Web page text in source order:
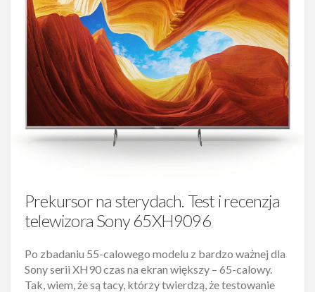
Prekursor na sterydach. Test i recenzja
telewizora Sony 65XH9096
Po zbadaniu 55-calowego modelu z bardzo ważnej dla
Sony serii XH90 czas na ekran większy – 65-calowy.
Tak, wiem, że są tacy, którzy twierdzą, że testowanie